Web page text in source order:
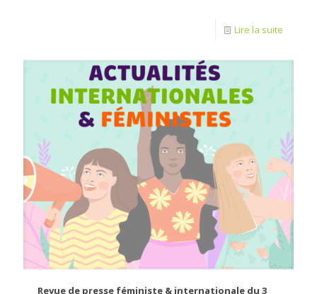
Lire la suite
Revue de presse féministe & internationale du 3